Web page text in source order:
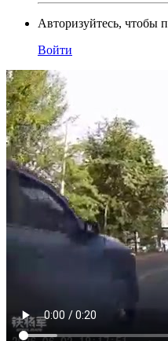
Авторизуйтесь, чтобы
Войти